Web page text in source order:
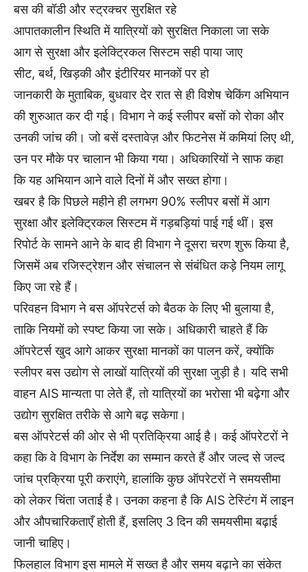
बस की बॉडी और स्ट्रक्चर सुरक्षित रहे
आपातकालीन स्थिति में यात्रियों को सुरक्षित निकाला जा सके
आग से सुरक्षा और इलेक्ट्रिकल सिस्टम सही पाया जाए
सीट, बर्थ, खिड़की और इंटीरियर मानकों पर हो
जानकारी के मुताबिक, बुधवार देर रात से ही विशेष चेकिंग अभियान
की शुरुआत कर दी गई। विभाग ने कई स्लीपर बसों को रोका और
उनकी जांच की। जो बसें दस्तावेज़ और फिटनेस में कमियां लिए थी,
उन पर मौके पर चालान भी किया गया। अधिकारियों ने साफ कहा
कि यह अभियान आने वाले दिनों में और सख्त होगा।
खबर है कि पिछले महीने ही लगभग 90% स्लीपर बसों में आग
सुरक्षा और इलेक्ट्रिकल सिस्टम में गड़बड़ियां पाई गई थीं। इस
रिपोर्ट के सामने आने के बाद ही विभाग ने दूसरा चरण शुरू किया है,
जिसमें अब रजिस्ट्रेशन और संचालन से संबंधित कड़े नियम लागू
किए जा रहे हैं।
परिवहन विभाग ने बस ऑपरेटर्स को बैठक के लिए भी बुलाया है,
ताकि नियमों को स्पष्ट किया जा सके। अधिकारी चाहते हैं कि
ऑपरेटर्स खुद आगे आकर सुरक्षा मानकों का पालन करें, क्योंकि
स्लीपर बस उद्योग से लाखों यात्रियों की सुरक्षा जुड़ी है। यदि सभी
वाहन AIS मान्यता पा लेते हैं, तो यात्रियों का भरोसा भी बढ़ेगा और
उद्योग सुरक्षित तरीके से आगे बढ़ सकेगा।
बस ऑपरेटर्स की ओर से भी प्रतिक्रिया आई है। कई ऑपरेटरों ने
कहा कि वे विभाग के निर्देश का सम्मान करते हैं और जल्द से जल्द
जांच प्रक्रिया पूरी कराएंगे, हालांकि कुछ ऑपरेटरों ने समयसीमा
को लेकर चिंता जताई है। उनका कहना है कि AIS टेस्टिंग में लाइन
और औपचारिकताएँ होती हैं, इसलिए 3 दिन की समयसीमा बढ़ाई
जानी चाहिए।
फिलहाल विभाग इस मामले में सख्त है और समय बढ़ाने का संकेत